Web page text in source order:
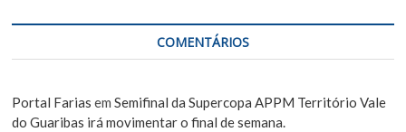
COMENTÁRIOS
Portal Farias emSemifinal da Supercopa APPM Território Vale
do Guaribas irá movimentar o final de semana.